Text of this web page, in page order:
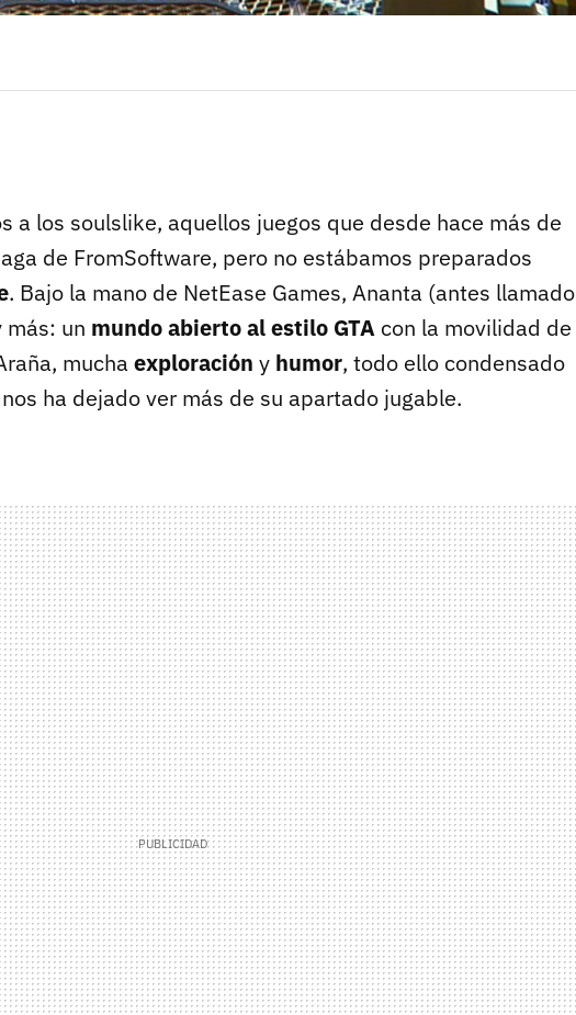
a los soulslike, aquellos juegos que desde hace más de
de FromSoftware, pero no estábamos preparados
. Bajo la mano de NetEase Games, Ananta (antes llamado
más: un mundo abierto al estilo GTA con la movilidad de
mucha exploración y humor, todo ello condensado
ha dejado ver más de su apartado jugable.